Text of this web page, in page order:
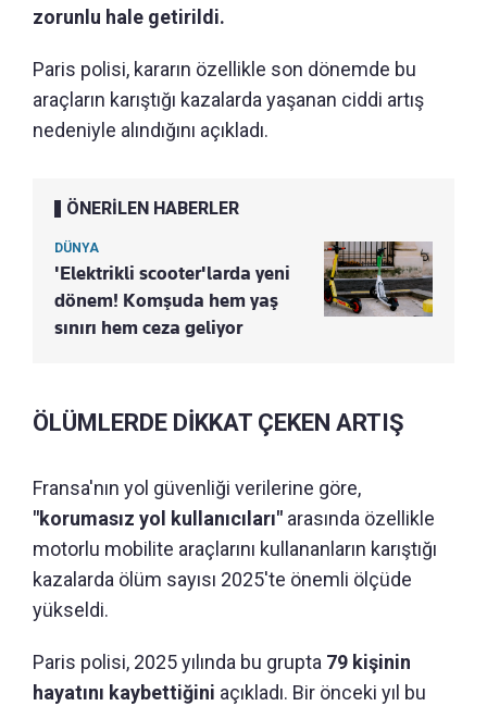
zorunlu hale getirildi.
Paris polisi, kararın özellikle son dönemde bu
araçların karıştığı kazalarda yaşanan ciddi artış
nedeniyle alındığını açıkladı.
ÖNERİLEN HABERLER
DÜNYA
'Elektrikli scooter'larda yeni
dönem! Komşuda hem yaş
sınırı hem ceza geliyor
ÖLÜMLERDE DİKKAT ÇEKEN ARTIŞ
Fransa'nın yol güvenliği verilerine göre,
"korumasız yol kullanıcıları" arasında özellikle
motorlu mobilite araçlarını kullananların karıştığı
kazalarda ölüm sayısı 2025'te önemli ölçüde
yükseldi.
Paris polisi, 2025 yılında bu grupta 79 kişinin
hayatını kaybettiğini açıkladı. Bir önceki yıl bu